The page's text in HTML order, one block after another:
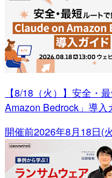
【8/18（火）】安全・
Amazon Bedrock」導入
開催前2026年8月18日(